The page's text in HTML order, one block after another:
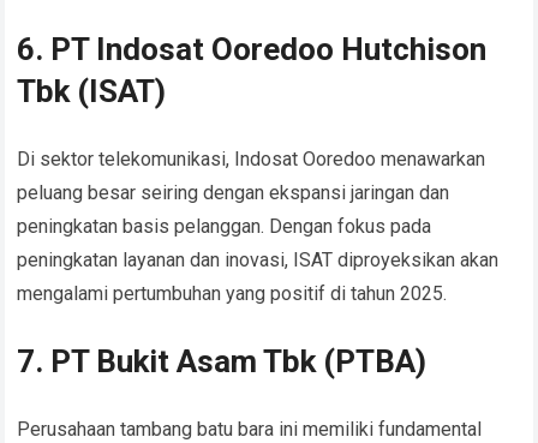
6. PT Indosat Ooredoo Hutchison
Tbk (ISAT)
Di sektor telekomunikasi, Indosat Ooredoo menawarkan
peluang besar seiring dengan ekspansi jaringan dan
peningkatan basis pelanggan. Dengan fokus pada
peningkatan layanan dan inovasi, ISAT diproyeksikan akan
mengalami pertumbuhan yang positif di tahun 2025.
7. PT Bukit Asam Tbk (PTBA)
Perusahaan tambang batu bara ini memiliki fundamental